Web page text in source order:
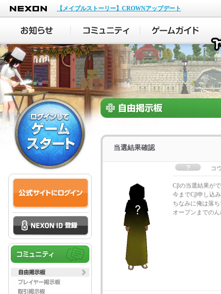
NEXON
【メイプルストーリー】CROWNアップデート
当選結果確認
コ
Cβの当選結果が
今までCβ申し込
ちなみに俺は落
オープンまでの